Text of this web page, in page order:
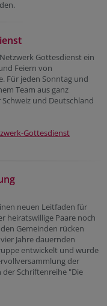
Gottesdienst ein
Feiern von
Für jeden Sonntag und
Team aus ganz
und Deutschland
Gottesdienst
neuen Leitfaden für
heiratswillige Paare noch
Gemeinden rücken
Jahre dauernden
entwickelt und wurde
der
Schriftenreihe "Die